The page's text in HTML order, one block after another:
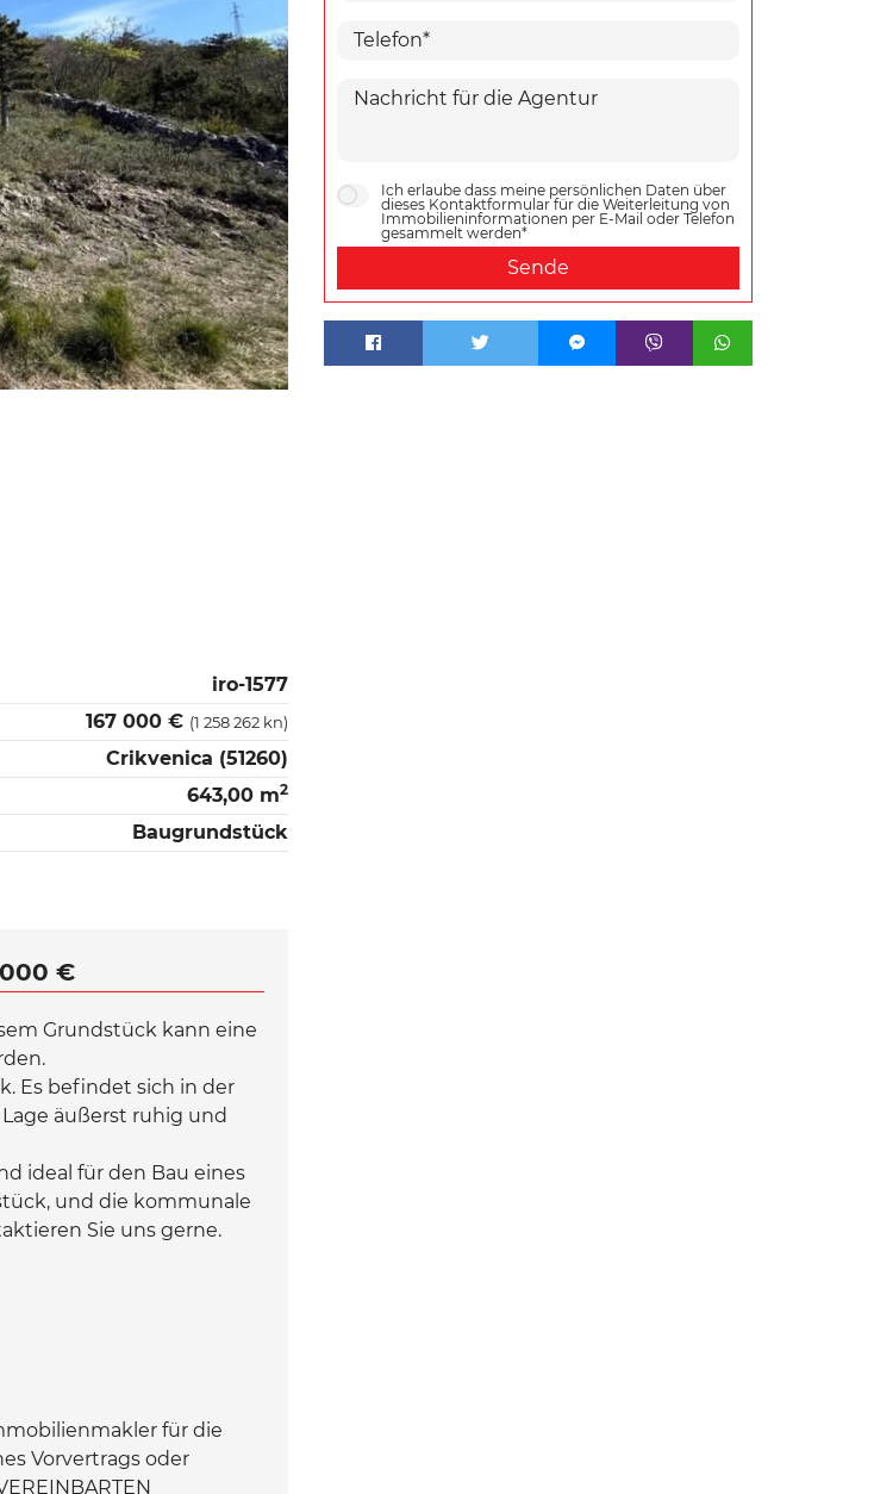
iro-1577
167 000 € (1 258 262 kn)
Crikvenica (51260)
643,00 m2
Baugrundstück
€
Grundstück kann eine
Es befindet sich in der
äußerst ruhig und
ideal für den Bau eines
und die kommunale
Sie uns gerne.
für die
Vorvertrags oder
Ich erlaube dass meine persönlichen Daten über
dieses Kontaktformular für die Weiterleitung von
Immobilieninformationen per E-Mail oder Telefon
gesammelt werden*
Sende